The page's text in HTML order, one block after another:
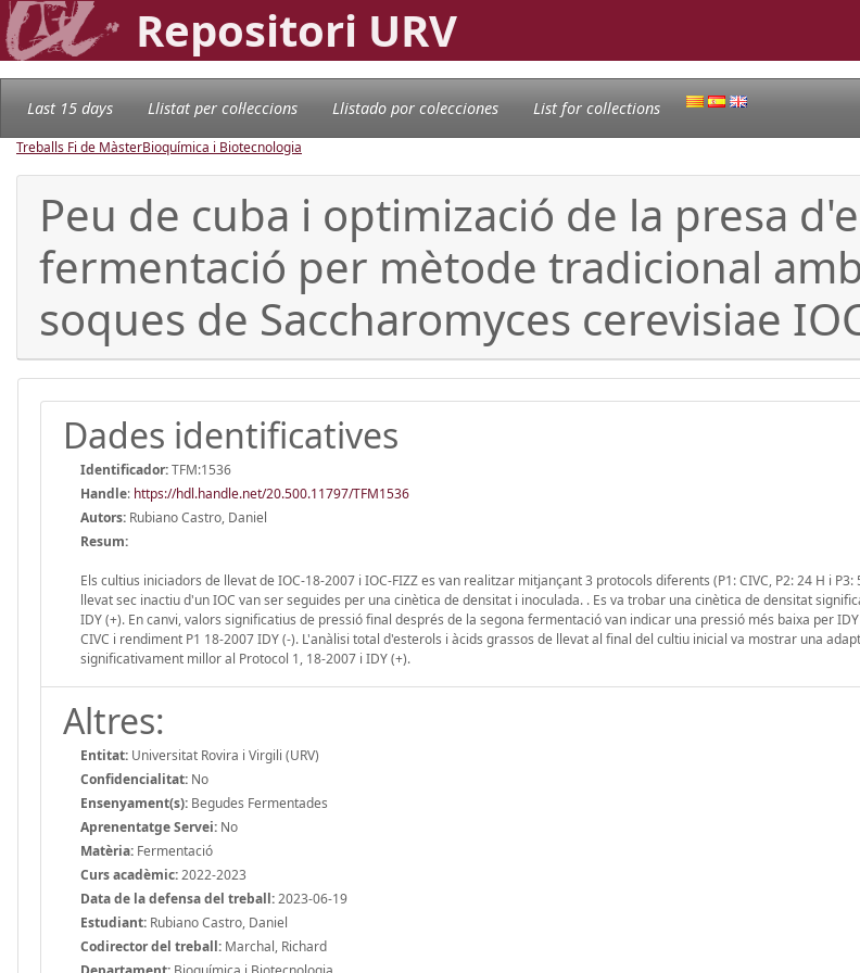
Repositori URV
Last 15 days Llistat per col·leccions Llistado por colecciones List for collections
Treballs Fi de MàsterBioquímica i Biotecnologia
Peu de cuba i optimizació de la presa
fermentació per mètode tradicional
soques de Saccharomyces cerevisiae
Dades identificatives
Identificador:TFM:1536
Handle: https://hdl.handle.net/20.500.11797/TFM1536
Autors: Rubiano Castro, Daniel
Resum:
Els cultius iniciadors de llevat de IOC-18-2007 i IOC-FIZZ es van realitzar mitjançant 3 protocols diferents (P1: CIVC, P2: 24 H i
llevat sec inactiu d'un IOC van ser seguides per una cinètica de densitat i inoculada. . Es va trobar una cinètica de densitat
IDY (+). En canvi, valors significatius de pressió final després de la segona fermentació van indicar una pressió més baixa per
CIVC i rendiment P1 18-2007 IDY (-). L'anàlisi total d'esterols i àcids grassos de llevat al final del cultiu inicial va mostrar una
significativament millor al Protocol 1, 18-2007 i IDY (+).
Altres:
Entitat: Universitat Rovira i Virgili (URV)
Confidencialitat: No
Ensenyament(s): Begudes Fermentades
Aprenentatge Servei: No
Matèria: Fermentació
Curs acadèmic:2022-2023
Data de la defensa del treball:2023-06-19
Estudiant: Rubiano Castro, Daniel
Codirector del treball: Marchal, Richard